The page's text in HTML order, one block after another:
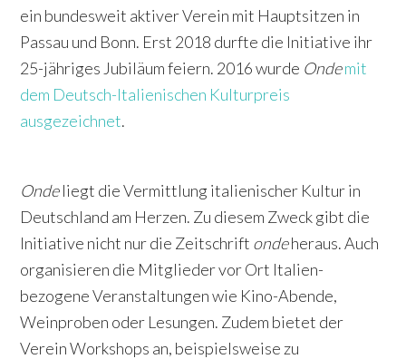
ein bundesweit aktiver Verein mit Hauptsitzen in
Passau und Bonn. Erst 2018 durfte die Initiative ihr
25-jähriges Jubiläum feiern. 2016 wurde Ondemit
dem Deutsch-Italienischen Kulturpreis
ausgezeichnet.
Ondeliegt die Vermittlung italienischer Kultur in
Deutschland am Herzen. Zu diesem Zweck gibt die
Initiative nicht nur die Zeitschrift ondeheraus. Auch
organisieren die Mitglieder vor Ort Italien-
bezogene Veranstaltungen wie Kino-Abende,
Weinproben oder Lesungen. Zudem bietet der
Verein Workshops an, beispielsweise zu